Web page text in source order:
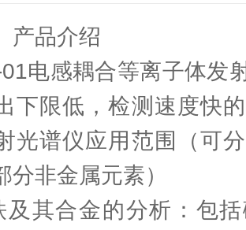
产品介绍
电感耦合等离子体发
下限低，检测速度快
光谱仪应用范围（可
分非金属元素）
及其合金的分析：包